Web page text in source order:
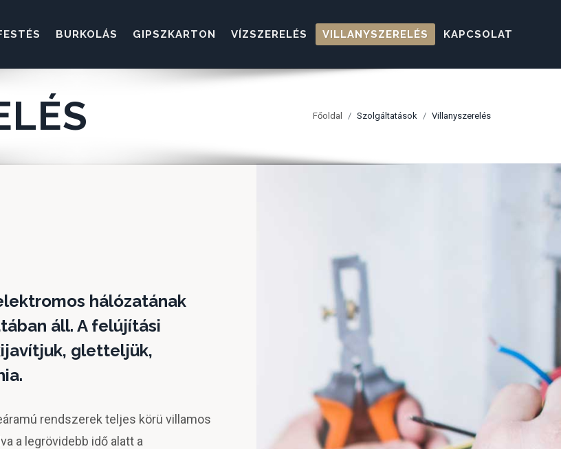
BURKOLÁS GIPSZKARTON VÍZSZERELÉS VILLANYSZERELÉS KAPCSOLAT
Főoldal Szolgáltatások Villanyszerelés
hálózatának
áll. A felújítási
gletteljük,
rendszerek teljes körü villamos
a legrövidebb idő alatt a